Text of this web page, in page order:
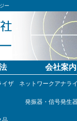
ー
会社案内
イザ ネットワークアナラ
発振器・信号発生